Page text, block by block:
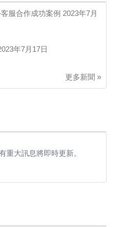
服合作成功案例 2023年7月
年7月17日
更多新聞 »
重大訊息將即時更新。